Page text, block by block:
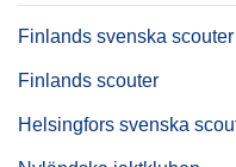
Finlands svenska scouter
Finlands scouter
Helsingfors svenska